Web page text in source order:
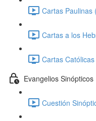
Cartas Paulinas
Cartas a los
Cartas
Evangelios Sinópticos
Cuestión